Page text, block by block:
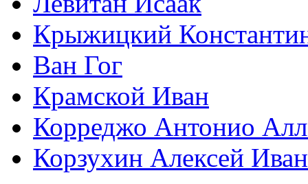
Крыжицкий
Ван Гог
Крамской Иван
Корреджо Антонио
Корзухин Алексей